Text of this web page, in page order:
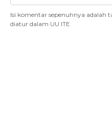
Isi komentar sepenuhnya
diatur dalam UU ITE